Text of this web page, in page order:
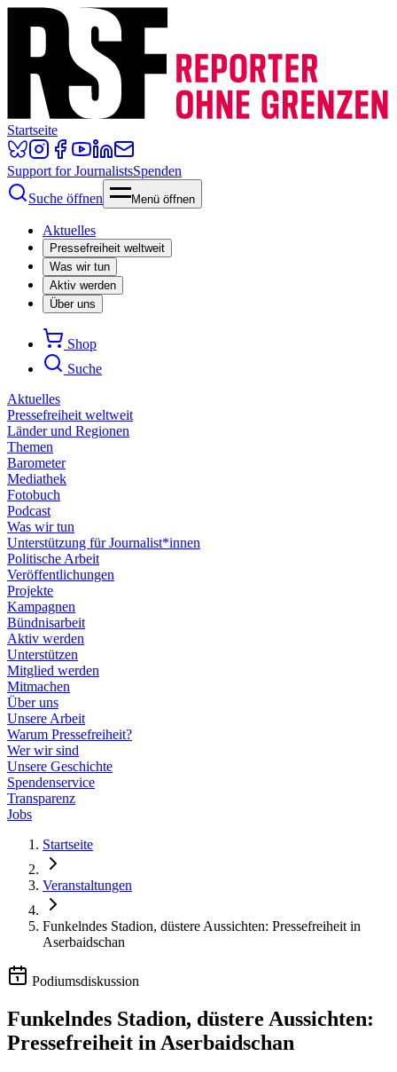
Startseite
Support for JournalistsSpenden
Suche öffnen
Menü öffnen
Aktuelles
Pressefreiheit weltweit
Was wir tun
Aktiv werden
Über uns
Shop
Suche
Aktuelles
Pressefreiheit weltweit
Länder und Regionen
Themen
Barometer
Mediathek
Fotobuch
Podcast
Was wir tun
Unterstützung für Journalist*innen
Politische Arbeit
Veröffentlichungen
Projekte
Kampagnen
Bündnisarbeit
Aktiv werden
Unterstützen
Mitglied werden
Mitmachen
Über uns
Unsere Arbeit
Warum Pressefreiheit?
Wer wir sind
Unsere Geschichte
Spendenservice
Transparenz
Jobs
Startseite
Veranstaltungen
Funkelndes Stadion, düstere Aussichten: Pressefreiheit in
Aserbaidschan
Podiumsdiskussion
Funkelndes Stadion, düstere Aussichten:
Pressefreiheit in Aserbaidschan